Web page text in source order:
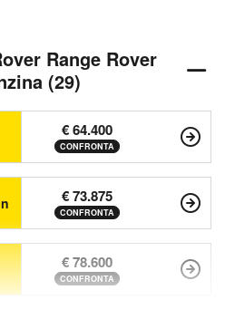
Range Rover
(29)
€ 64.400
CONFRONTA
€ 73.875
CONFRONTA
€ 78.600
CONFRONTA